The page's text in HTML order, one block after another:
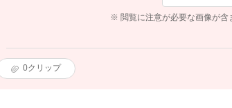
※ 閲覧に注意が必要な画像が含
0クリップ